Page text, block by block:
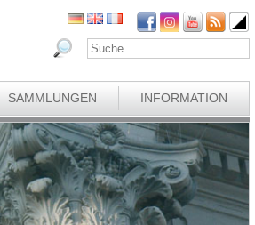
SAMMLUNGEN INFORMATION